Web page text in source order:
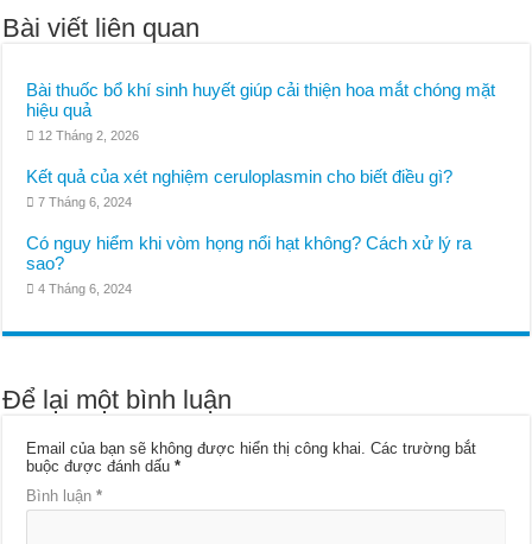
Bài viết liên quan
Bài thuốc bổ khí sinh huyết giúp cải thiện hoa mắt chóng mặt
hiệu quả
12 Tháng 2, 2026
Kết quả của xét nghiệm ceruloplasmin cho biết điều gì?
7 Tháng 6, 2024
Có nguy hiểm khi vòm họng nổi hạt không? Cách xử lý ra
sao?
4 Tháng 6, 2024
Để lại một bình luận
Email của bạn sẽ không được hiển thị công khai. Các trường bắt
buộc được đánh dấu*
Bình luận*